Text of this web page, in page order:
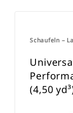
Schaufeln –
(4,50